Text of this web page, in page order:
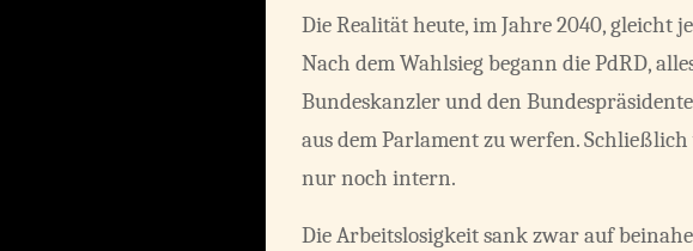
Die Realität heute, im Jahre 2040, gleicht
Nach dem Wahlsieg begann die PdRD,
Bundeskanzler und den
aus dem Parlament zu werfen.
nur noch intern.
Die Arbeitslosigkeit sank zwar auf